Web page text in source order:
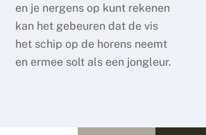
en je nergens op kunt rekenen
kan het gebeuren dat de vis
het schip op de horens neemt
en ermee solt als een jongleur.